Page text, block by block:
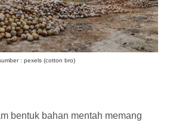
: pexels (cotton bro)
bentuk bahan mentah memang